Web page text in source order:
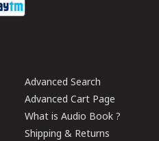
Advanced Search
Advanced Cart Page
What is Audio Book ?
Shipping & Returns